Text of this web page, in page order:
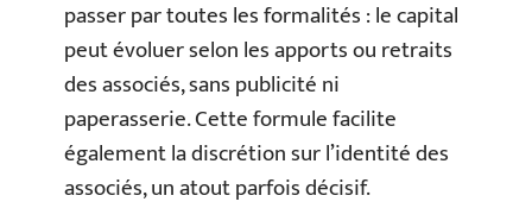
passer par toutes les formalités : le capital
peut évoluer selon les apports ou retraits
des associés, sans publicité ni
paperasserie. Cette formule facilite
également la discrétion sur l’identité des
associés, un atout parfois décisif.